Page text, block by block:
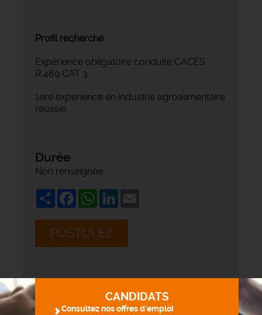
Profil recherché
Expérience obligatoire conduite CACES
R.489 CAT 3
1ère expérience en industrie agroalimentaire
réussie
Durée
Non renseignée
ShareFacebookWhatsApp
LinkedIn
POSTULEZ
CANDIDATS
Consultez nos offres d'emploi